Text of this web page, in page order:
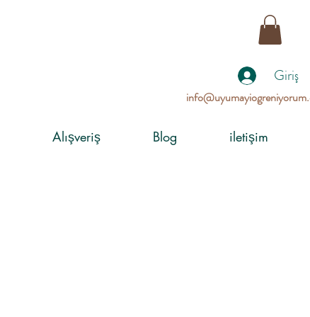
Giriş
Alışveriş Blog iletişim